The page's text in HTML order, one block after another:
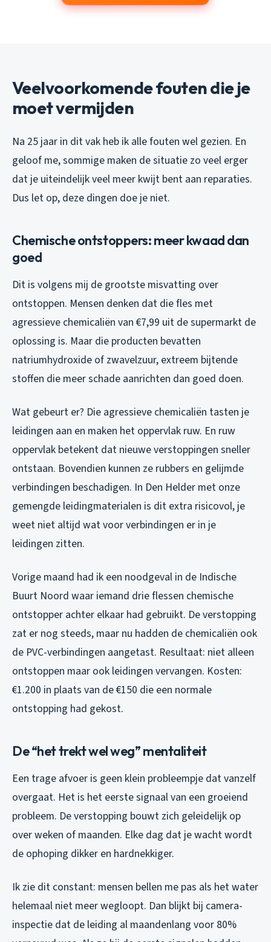
Veelvoorkomende fouten die je
moet vermijden
Na 25 jaar in dit vak heb ik alle fouten wel gezien. En
geloof me, sommige maken de situatie zo veel erger
dat je uiteindelijk veel meer kwijt bent aan reparaties.
Dus let op, deze dingen doe je niet.
Chemische ontstoppers: meer kwaad dan
goed
Dit is volgens mij de grootste misvatting over
ontstoppen. Mensen denken dat die fles met
agressieve chemicaliën van €7,99 uit de supermarkt de
oplossing is. Maar die producten bevatten
natriumhydroxide of zwavelzuur, extreem bijtende
stoffen die meer schade aanrichten dan goed doen.
Wat gebeurt er? Die agressieve chemicaliën tasten je
leidingen aan en maken het oppervlak ruw. En ruw
oppervlak betekent dat nieuwe verstoppingen sneller
ontstaan. Bovendien kunnen ze rubbers en gelijmde
verbindingen beschadigen. In Den Helder met onze
gemengde leidingmaterialen is dit extra risicovol, je
weet niet altijd wat voor verbindingen er in je
leidingen zitten.
Vorige maand had ik een noodgeval in de Indische
Buurt Noord waar iemand drie flessen chemische
ontstopper achter elkaar had gebruikt. De verstopping
zat er nog steeds, maar nu hadden de chemicaliën ook
de PVC-verbindingen aangetast. Resultaat: niet alleen
ontstoppen maar ook leidingen vervangen. Kosten:
€1.200 in plaats van de €150 die een normale
ontstopping had gekost.
De “het trekt wel weg” mentaliteit
Een trage afvoer is geen klein probleempje dat vanzelf
overgaat. Het is het eerste signaal van een groeiend
probleem. De verstopping bouwt zich geleidelijk op
over weken of maanden. Elke dag dat je wacht wordt
de ophoping dikker en hardnekkiger.
Ik zie dit constant: mensen bellen me pas als het water
helemaal niet meer wegloopt. Dan blijkt bij camera-
inspectie dat de leiding al maandenlang voor 80%